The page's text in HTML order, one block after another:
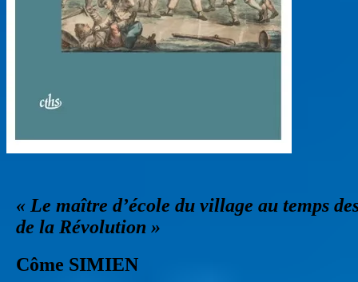
« Le maître d’école du village au temps
de la Révolution »
Côme SIMIEN